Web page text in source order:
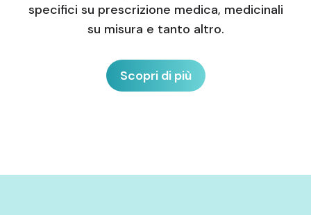
specifici su prescrizione medica, medicinali
su misura e tanto altro.
Scopri di più